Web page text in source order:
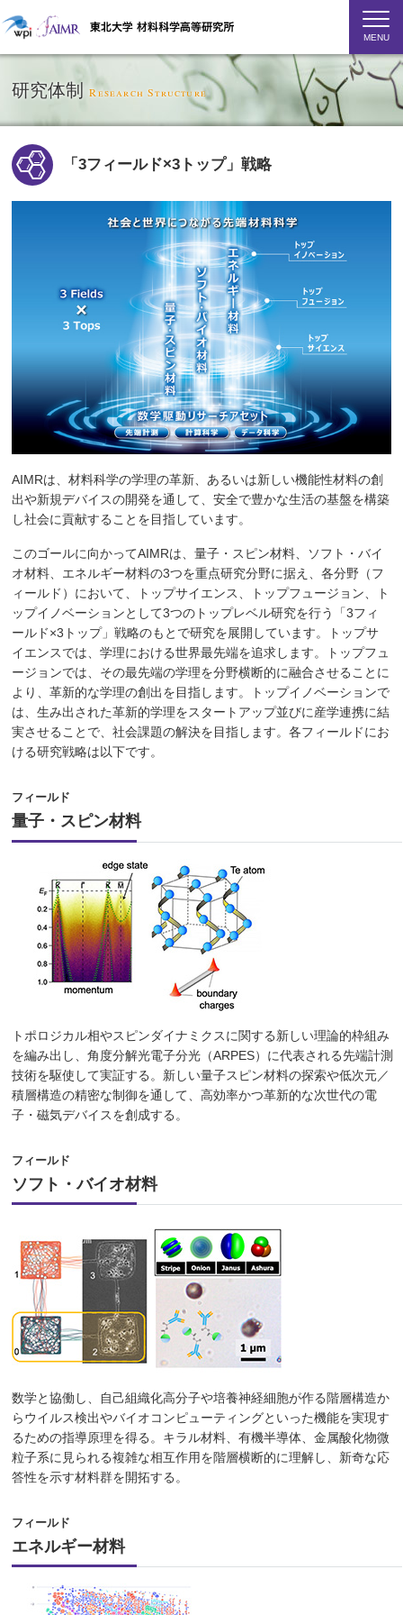
MENU
研究体制Research Structure
「3フィールド×3トップ」戦略
AIMRは、材料科学の学理の革新、あるいは新しい機能性材料の創
出や新規デバイスの開発を通して、安全で豊かな生活の基盤を構築
し社会に貢献することを目指しています。
このゴールに向かってAIMRは、量子・スピン材料、ソフト・バイ
オ材料、エネルギー材料の3つを重点研究分野に据え、各分野（フ
ィールド）において、トップサイエンス、トップフュージョン、ト
ップイノベーションとして3つのトップレベル研究を行う「3フィ
ールド×3トップ」戦略のもとで研究を展開しています。トップサ
イエンスでは、学理における世界最先端を追求します。トップフュ
ージョンでは、その最先端の学理を分野横断的に融合させることに
より、革新的な学理の創出を目指します。トップイノベーションで
は、生み出された革新的学理をスタートアップ並びに産学連携に結
実させることで、社会課題の解決を目指します。各フィールドにお
ける研究戦略は以下です。
フィールド
量子・スピン材料
トポロジカル相やスピンダイナミクスに関する新しい理論的枠組み
を編み出し、角度分解光電子分光（ARPES）に代表される先端計測
技術を駆使して実証する。新しい量子スピン材料の探索や低次元／
積層構造の精密な制御を通して、高効率かつ革新的な次世代の電
子・磁気デバイスを創成する。
フィールド
ソフト・バイオ材料
数学と協働し、自己組織化高分子や培養神経細胞が作る階層構造か
らウイルス検出やバイオコンピューティングといった機能を実現す
るための指導原理を得る。キラル材料、有機半導体、金属酸化物微
粒子系に見られる複雑な相互作用を階層横断的に理解し、新奇な応
答性を示す材料群を開拓する。
フィールド
エネルギー材料